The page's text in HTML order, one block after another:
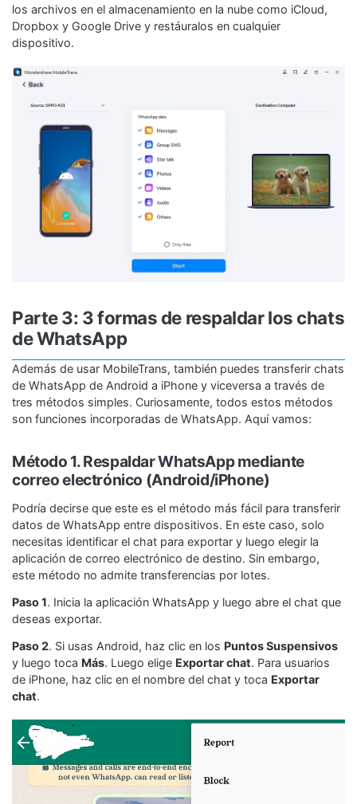
los archivos en el almacenamiento en la nube como iCloud,
Dropbox y Google Drive y restáuralos en cualquier
dispositivo.
Parte 3: 3 formas de respaldar los chats
de WhatsApp
Además de usar MobileTrans, también puedes transferir chats
de WhatsApp de Android a iPhone y viceversa a través de
tres métodos simples. Curiosamente, todos estos métodos
son funciones incorporadas de WhatsApp. Aquí vamos:
Método 1. Respaldar WhatsApp mediante
correo electrónico (Android/iPhone)
Podría decirse que este es el método más fácil para transferir
datos de WhatsApp entre dispositivos. En este caso, solo
necesitas identificar el chat para exportar y luego elegir la
aplicación de correo electrónico de destino. Sin embargo,
este método no admite transferencias por lotes.
Paso 1. Inicia la aplicación WhatsApp y luego abre el chat que
deseas exportar.
Paso 2. Si usas Android, haz clic en los Puntos Suspensivos
y luego toca Más. Luego elige Exportar chat. Para usuarios
de iPhone, haz clic en el nombre del chat y toca Exportar
chat.